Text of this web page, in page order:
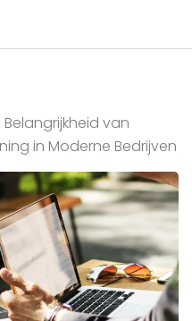
Belangrijkheid van
in Moderne Bedrijven